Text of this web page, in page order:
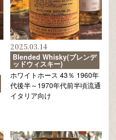
2025.03.14
Blended Whisky(ブレンデ
ッドウィスキー)
ホワイトホース 43％ 1960年
代後半～1970年代前半頃流通
イタリア向け